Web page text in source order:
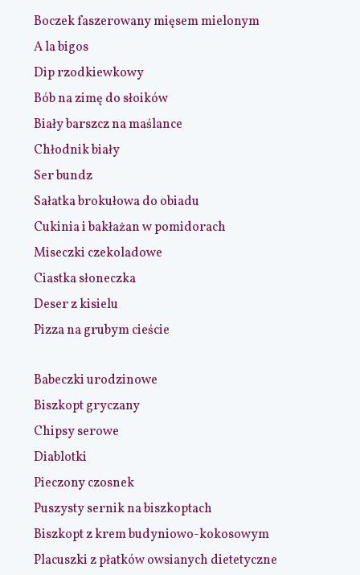
Boczek faszerowany mięsem mielonym
A la bigos
Dip rzodkiewkowy
Bób na zimę do słoików
Biały barszcz na maślance
Chłodnik biały
Ser bundz
Sałatka brokułowa do obiadu
Cukinia i bakłażan w pomidorach
Miseczki czekoladowe
Ciastka słoneczka
Deser z kisielu
Pizza na grubym cieście
Babeczki urodzinowe
Biszkopt gryczany
Chipsy serowe
Diablotki
Pieczony czosnek
Puszysty sernik na biszkoptach
Biszkopt z krem budyniowo-kokosowym
Placuszki z płatków owsianych dietetyczne